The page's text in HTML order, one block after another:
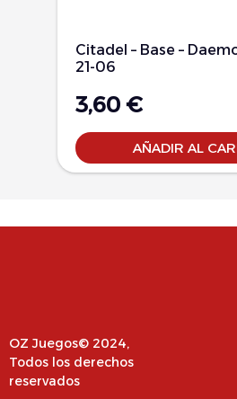
Citadel – Base –
21-06
3,60 €
AÑADIR AL
OZ Juegos© 2024,
Todos los derechos
reservados